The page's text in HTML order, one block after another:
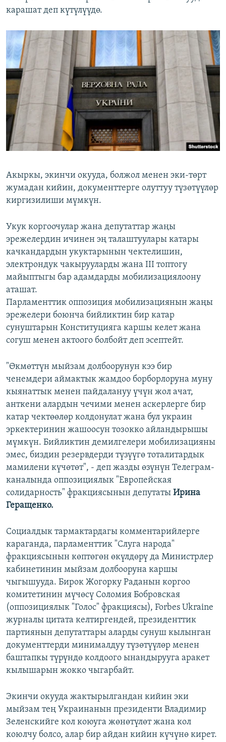
карашат деп күтүлүүдө.
Акыркы, экинчи окууда, болжол менен эки-төрт
жумадан кийин, документтерге олуттуу түзөтүүлөр
киргизилиши мүмкүн.
Укук коргоочулар жана депутаттар жаңы
эрежелердин ичинен эң талаштуулары катары
качкандардын укуктарынын чектелишин,
электрондук чакырууларды жана III топтогу
майыптыгы бар адамдарды мобилизациялоону
аташат.
Парламенттик оппозиция мобилизациянын жаңы
эрежелери боюнча бийликтин бир катар
сунуштарын Конституцияга каршы келет жана
согуш менен актоого болбойт деп эсептейт.
"Өкмөттүн мыйзам долбоорунун кээ бир
ченемдери аймактык жамдоо борборлоруна муну
кыянаттык менен пайдалануу үчүн жол ачат,
анткени алардын чечими менен аскерлерге бир
катар чектөөлөр колдонулат жана бул украин
эркектеринин жашоосун тозокко айландырышы
мүмкүн. Бийликтин демилгелери мобилизацияны
эмес, биздин резервдерди түзүүгө тоталитардык
мамилени күчөтөт", - деп жазды өзүнүн Телеграм-
каналында оппозициялык "Европейская
солидарность" фракциясынын депутаты Ирина
Геращенко.
Социалдык тармактардагы комментарийлерге
караганда, парламенттик "Слуга народа"
фракциясынын көптөгөн өкүлдөрү да Министрлер
кабинетинин мыйзам долбооруна каршы
чыгышууда. Бирок Жогорку Раданын коргоо
комитетинин мүчөсү Соломия Бобровская
(оппозициялык "Голос" фракциясы), Forbes Ukraine
журналы цитата келтиргендей, президенттик
партиянын депутаттары аларды сунуш кылынган
документтерди минималдуу түзөтүүлөр менен
баштапкы түрүндө колдоого ынандырууга аракет
кылышарын жокко чыгарбайт.
Экинчи окууда жактырылгандан кийин эки
мыйзам тең Украинанын президенти Владимир
Зеленскийге кол коюуга жөнөтүлөт жана кол
коюлчу болсо, алар бир айдан кийин күчүнө кирет.